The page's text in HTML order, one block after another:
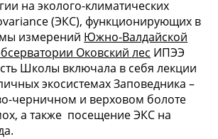
на эколого-климатических
(ЭКС), функционирующих в
измерений Южно-Валдайской
Оковский лес ИПЭЭ
Школы включала в себя лекции
экосистемах Заповедника –
черничном и верховом болоте
а также посещение ЭКС на